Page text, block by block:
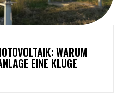
WARUM
EINE KLUGE